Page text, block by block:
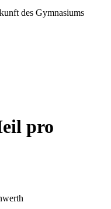
des Gymnasiums
pro